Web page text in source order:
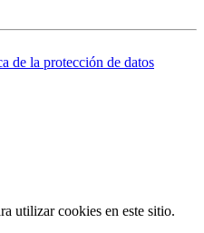
de la protección de datos
utilizar cookies en este sitio.